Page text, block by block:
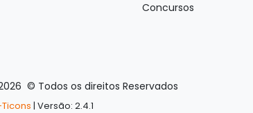
Concursos
© Todos os direitos Reservados
| Versão: 2.4.1